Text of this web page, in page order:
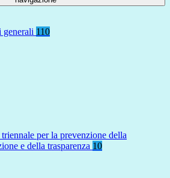
generali 110
per la prevenzione della
e della trasparenza 10